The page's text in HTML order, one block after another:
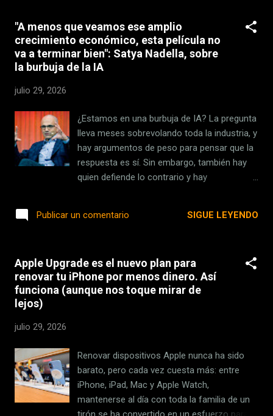
desde hace años problemas de suministro
eléctrico, con cortes frecuentes que afectan
tanto a los hogares como a las empresas
de la región. De esta forma, la entrada en
del 9% del consumo eléctrico de la república,
según datos del Ministerio de Energía ruso.
Cifras . El parque está formado por 120
aerogeneradores de 2,5 MW cada uno ,
repartidos en dos fases de construcción
"A menos que veamos ese amplio
crecimiento económico, esta película no
va a terminar bien": Satya Nadella, sobre
la burbuja de la IA
julio 29, 2026
¿Estamos en una burbuja de IA? La pregunta
lleva meses sobrevolando toda la industria, y
hay argumentos de peso para pensar que la
respuesta es sí. Sin embargo, también hay
quien defiende lo contrario y hay
ha dado su propia respuesta y no es ni sí ni
Fareed Zakaria . El entrevistador comienza la
conversación con una pregunta muy directa
"¿Estamos en una burbuja de IA y ha
30% en OpenAI, una empresa que sigue
perdiendo dinero a un ritmo vertiginoso . "Da
la sensación de que las matemáticas no
cuadran y de que va a haber un momento de
la verdad", concluye Zakaria. ...
Publicar un comentario SIGUE LEYENDO
Apple Upgrade es el nuevo plan para
renovar tu iPhone por menos dinero. Así
funciona (aunque nos toque mirar de
lejos)
julio 29, 2026
Renovar dispositivos Apple nunca ha sido
barato, pero cada vez cuesta más: entre
iPhone, iPad, Mac y Apple Watch,
mantenerse al día con toda la familia de un